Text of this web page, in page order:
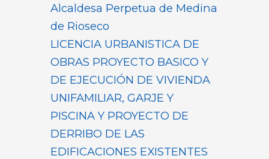
Alcaldesa Perpetua de Medina
de Rioseco
LICENCIA URBANISTICA DE
OBRAS PROYECTO BASICO Y
DE EJECUCIÓN DE VIVIENDA
UNIFAMILIAR, GARJE Y
PISCINA Y PROYECTO DE
DERRIBO DE LAS
EDIFICACIONES EXISTENTES